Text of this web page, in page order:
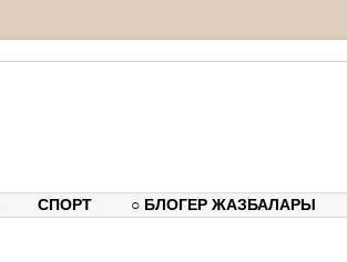
СПОРТ ○ БЛОГЕР ЖАЗБАЛАРЫ